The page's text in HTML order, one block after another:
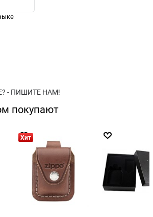
- ПИШИТЕ НАМ!
покупают
Хит